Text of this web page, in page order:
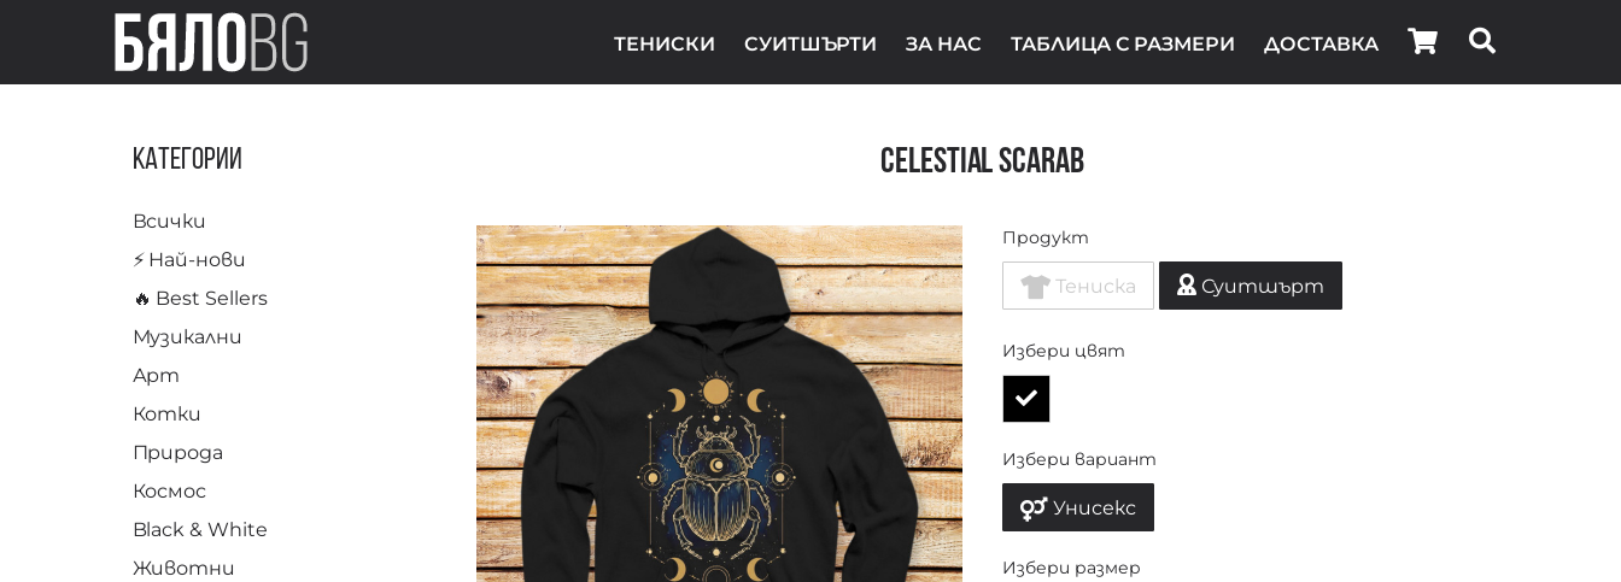
ТЕНИСКИ СУИТШЪРТИ ЗА НАС ТАБЛИЦА С РАЗМЕРИ ДОСТАВКА
Категории
Всички
⚡️ Най-нови
🔥 Best Sellers
Музикални
Арт
Котки
Природа
Космос
Black & White
Животни
Celestial Scarab
Продукт
Тениска Суитшърт
Избери цвят
Избери вариант
Унисекс
Избери размер